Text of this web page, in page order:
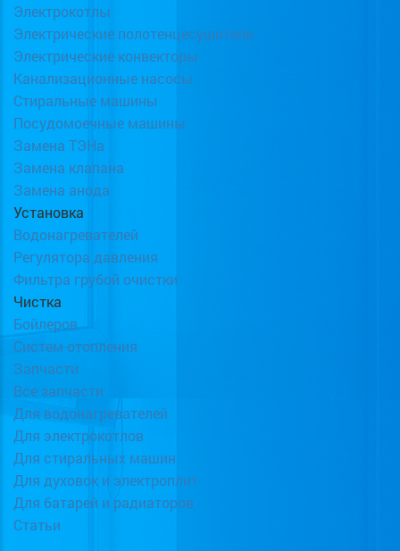
Электрокотлы
Электрические полотенцесушители
Электрические конвекторы
Канализационные насосы
Стиральные машины
Посудомоечные машины
Замена ТЭНа
Замена клапана
Замена анода
Установка
Водонагревателей
Регулятора давления
Фильтра грубой очистки
Чистка
Бойлеров
Систем отопления
Запчасти
Все запчасти
Для водонагревателей
Для электрокотлов
Для стиральных машин
Для духовок и электроплит
Для батарей и радиаторов
Статьи